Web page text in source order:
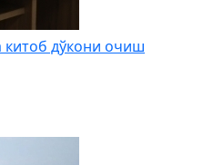
китоб дўкони очиш